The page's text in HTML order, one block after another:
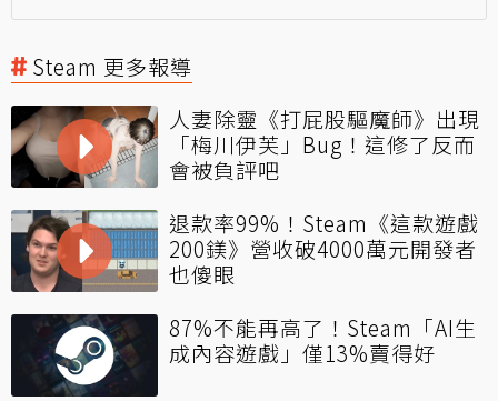
Steam 更多報導
人妻除靈《打屁股驅魔師》出現
「梅川伊芙」Bug！這修了反而
會被負評吧
退款率99%！Steam《這款遊戲
200鎂》營收破4000萬元開發者
也傻眼
87%不能再高了！Steam「AI生
成內容遊戲」僅13%賣得好